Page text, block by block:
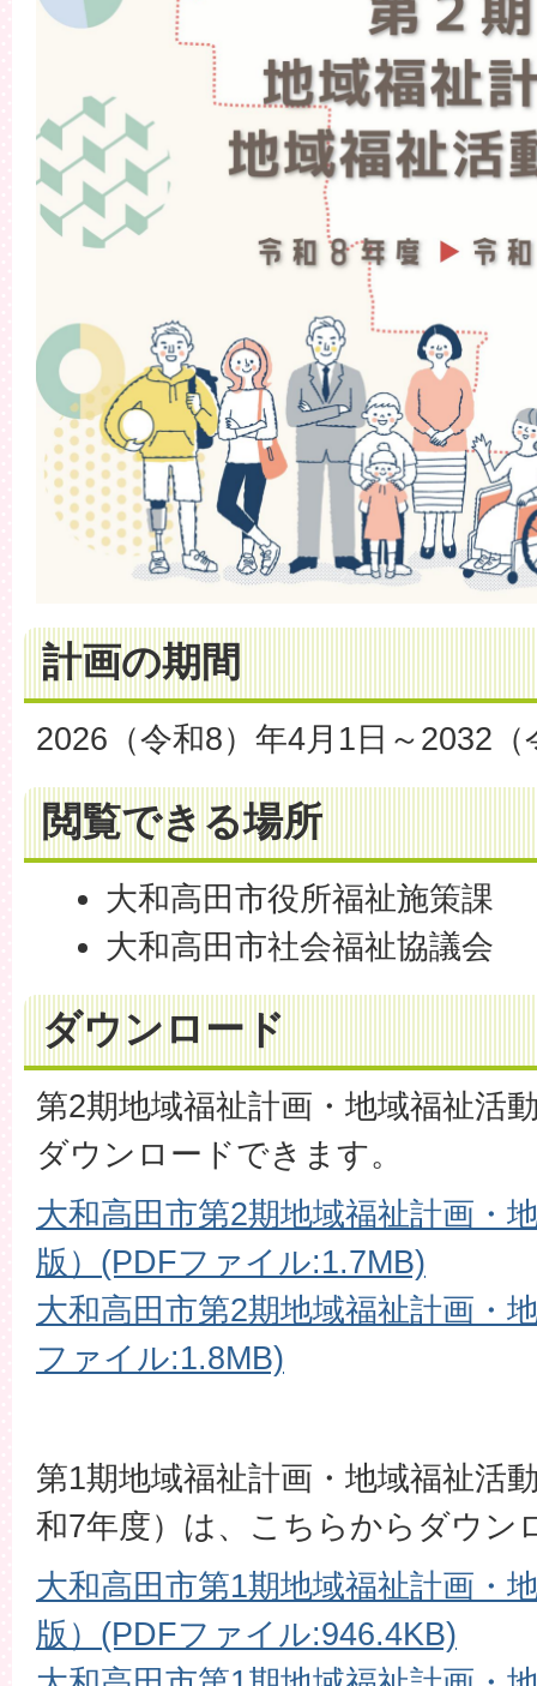
計画の期間
2026（令和8）年4月1日～2032
閲覧できる場所
大和高田市役所福祉施策課
大和高田市社会福祉協議会
ダウンロード
第2期地域福祉計画・地域福祉活
ダウンロードできます。
大和高田市第2期地域福祉計画・
版）(PDFファイル:1.7MB)
大和高田市第2期地域福祉計画・
ファイル:1.8MB)
第1期地域福祉計画・地域福祉活
和7年度）は、こちらからダウン
大和高田市第1期地域福祉計画・
版）(PDFファイル:946.4KB)